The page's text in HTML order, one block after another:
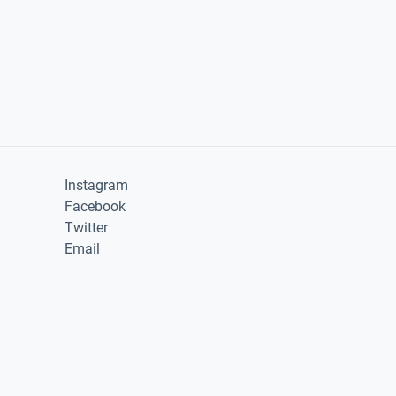
Instagram
Facebook
Twitter
Email